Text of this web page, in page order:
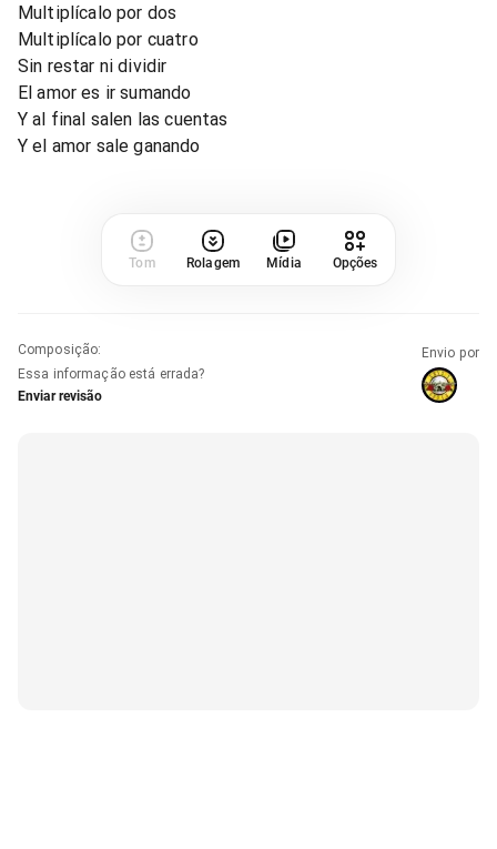
Multiplícalo por dos
Multiplícalo por cuatro
Sin restar ni dividir
El amor es ir sumando
Y al final salen las cuentas
Y el amor sale ganando
Tom Rolagem Mídia Opções
Composição:
Essa informação está errada?
Enviar revisão
Envio por